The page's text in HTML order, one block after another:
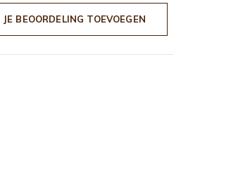
JE BEOORDELING TOEVOEGEN